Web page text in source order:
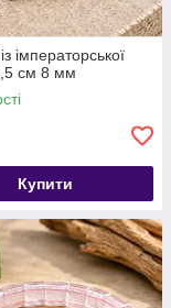
імператорської
см 8 мм
Купити